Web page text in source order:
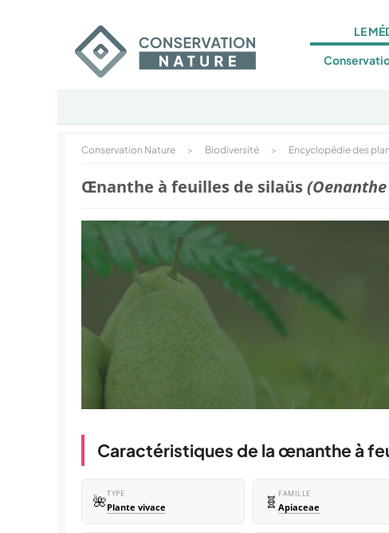
LE
Conservation Nature > Biodiversité > Encyclopédie des
Œnanthe à feuilles de silaüs
Caractéristiques de la œnanthe à
🌺TYPE
Plante vivace 🧬 FAMILLE
Apiaceae